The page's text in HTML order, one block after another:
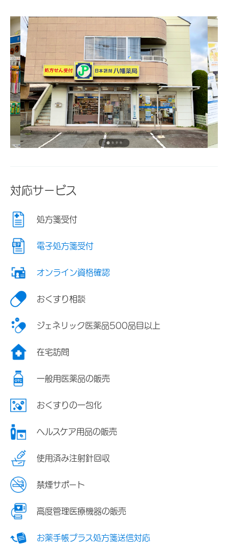
対応サービス
処方箋受付
電子処方箋受付
オンライン資格確認
おくすり相談
ジェネリック医薬品500品目以上
在宅訪問
一般用医薬品の販売
おくすりの一包化
ヘルスケア用品の販売
使用済み注射針回収
禁煙サポート
高度管理医療機器の販売
お薬手帳プラス処方箋送信対応